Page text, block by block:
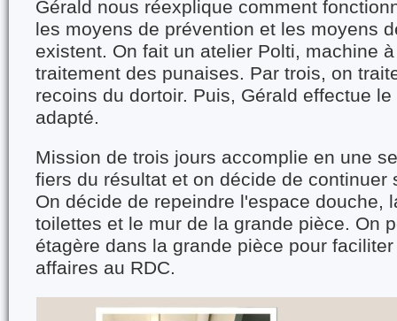
Gérald nous réexplique comment
les moyens de prévention et les moyens
existent. On fait un atelier Polti, machine
traitement des punaises. Par trois, on
recoins du dortoir. Puis, Gérald effectue
adapté.
Mission de trois jours accomplie en une
fiers du résultat et on décide de continuer
On décide de repeindre l'espace douche,
toilettes et le mur de la grande pièce. On
étagère dans la grande pièce pour
affaires au RDC.